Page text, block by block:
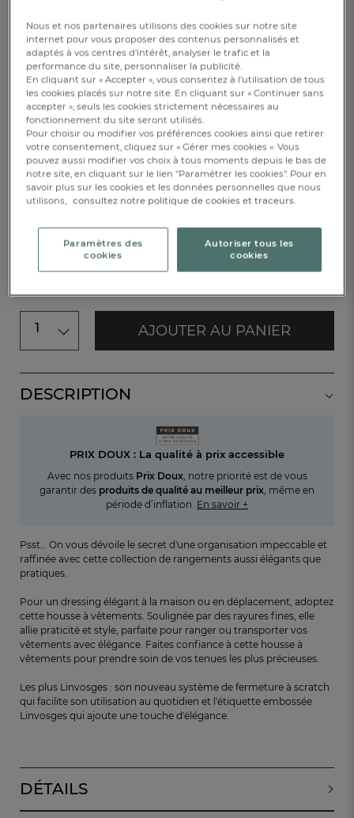
FR DE
AT
CH
PRIX DOUX
Naturel
105x60cm
Disponible sous6 semaines
CHF. 22.-
1 AJOUTER AU PANIER
DESCRIPTION
PRIX DOUX : La qualité à prix accessible
Avec nos produits Prix Doux, notre priorité est de vous
garantir des produits de qualité au meilleur prix, même en
période d’inflation. En savoir +
Psst… On vous dévoile le secret d'une organisation impeccable et
raffinée avec cette collection de rangements aussi élégants que
pratiques.
Pour un dressing élégant à la maison ou en déplacement, adoptez
cette housse à vêtements. Soulignée par des rayures fines, elle
allie praticité et style, parfaite pour ranger ou transporter vos
vêtements avec élégance. Faites confiance à cette housse à
vêtements pour prendre soin de vos tenues les plus précieuses.
Les plus Linvosges : son nouveau système de fermeture à scratch
qui facilite son utilisation au quotidien et l'étiquette embossée
Linvosges qui ajoute une touche d'élégance.
DÉTAILS
Nous et nos partenaires utilisons des cookies sur notre site
internet pour vous proposer des contenus personnalisés et
adaptés à vos centres d’intérêt, analyser le trafic et la
performance du site, personnaliser la publicité.
En cliquant sur « Accepter », vous consentez à l'utilisation de tous
les cookies placés sur notre site. En cliquant sur « Continuer sans
accepter », seuls les cookies strictement nécessaires au
fonctionnement du site seront utilisés.
Pour choisir ou modifier vos préférences cookies ainsi que retirer
votre consentement, cliquez sur « Gérer mes cookies ». Vous
pouvez aussi modifier vos choix à tous moments depuis le bas de
notre site, en cliquant sur le lien "Paramétrer les cookies". Pour en
savoir plus sur les cookies et les données personnelles que nous
utilisons, consultez notre politique de cookies et traceurs.
Paramètres des
cookies
Autoriser tous les
cookies